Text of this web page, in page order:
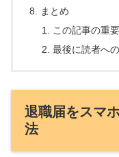
まとめ
この記事の重
最後に読者へ
退職届をスマ
法